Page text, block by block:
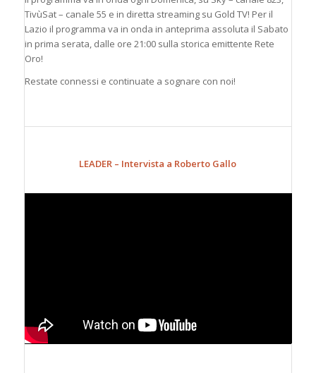
TivùSat – canale 55 e in diretta streaming su Gold TV! Per il
Lazio il programma va in onda in anteprima assoluta il Sabato
in prima serata, dalle ore 21:00 sulla storica emittente Rete
Oro!
Restate connessi e continuate a sognare con noi!
LEADER – Intervista a Roberto Gallo